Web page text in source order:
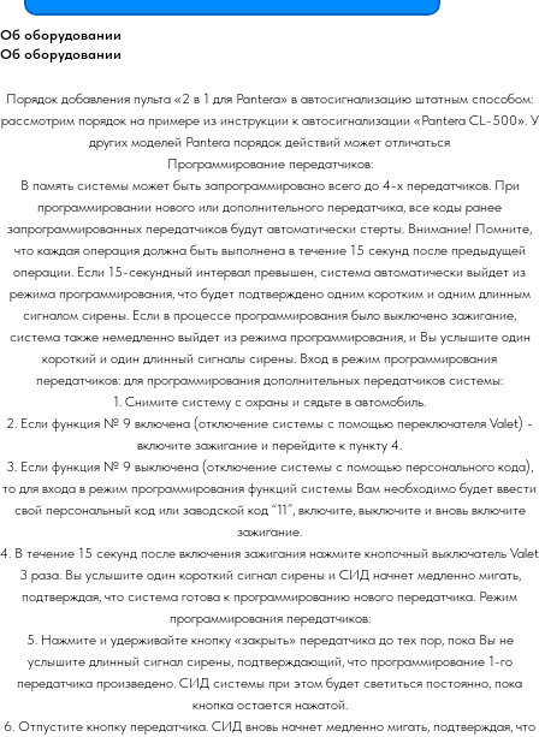
Об оборудовании
Об оборудовании
Порядок добавления пульта «2 в 1 для Pantera» в автосигнализацию штатным способом:
рассмотрим порядок на примере из инструкции к автосигнализации «Pantera CL-500». У
других моделей Pantera порядок действий может отличаться
Программирование передатчиков:
В память системы может быть запрограммировано всего до 4-х передатчиков. При
программировании нового или дополнительного передатчика, все коды ранее
запрограммированных передатчиков будут автоматически стерты. Внимание! Помните,
что каждая операция должна быть выполнена в течение 15 секунд после предыдущей
операции. Если 15-секундный интервал превышен, система автоматически выйдет из
режима программирования, что будет подтверждено одним коротким и одним длинным
сигналом сирены. Если в процессе программирования было выключено зажигание,
система также немедленно выйдет из режима программирования, и Вы услышите один
короткий и один длинный сигналы сирены. Вход в режим программирования
передатчиков: для программирования дополнительных передатчиков системы:
1. Снимите систему с охраны и сядьте в автомобиль.
2. Если функция № 9 включена (отключение системы с помощью переключателя Valet) -
включите зажигание и перейдите к пункту 4.
3. Если функция № 9 выключена (отключение системы с помощью персонального кода),
то для входа в режим программирования функций системы Вам необходимо будет ввести
свой персональный код или заводской код “11”, включите, выключите и вновь включите
зажигание.
4. В течение 15 секунд после включения зажигания нажмите кнопочный выключатель Valet
3 раза. Вы услышите один короткий сигнал сирены и СИД начнет медленно мигать,
подтверждая, что система готова к программированию нового передатчика. Режим
программирования передатчиков:
5. Нажмите и удерживайте кнопку «закрыть» передатчика до тех пор, пока Вы не
услышите длинный сигнал сирены, подтверждающий, что программирование 1-го
передатчика произведено. СИД системы при этом будет светиться постоянно, пока
кнопка остается нажатой.
6. Отпустите кнопку передатчика. СИД вновь начнет медленно мигать, подтверждая, что